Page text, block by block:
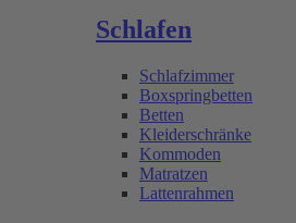
Schlafen
Schlafzimmer
Boxspringbetten
Betten
Kleiderschränke
Kommoden
Matratzen
Lattenrahmen